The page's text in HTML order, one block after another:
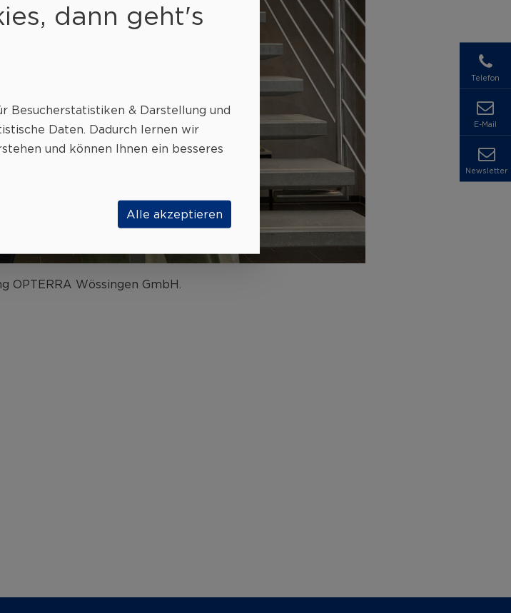
OPTERRA Wössingen GmbH.
Telefon
E-Mail
Newsletter
dann geht's
Besucherstatistiken & Darstellung und
Daten. Dadurch lernen wir
und können Ihnen ein besseres
Alle akzeptieren